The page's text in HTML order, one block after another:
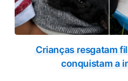
Crianças resgatam
conquistam a